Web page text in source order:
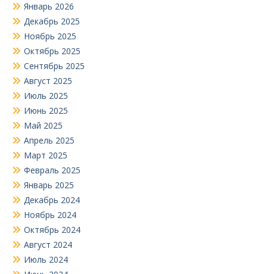
Январь 2026
Декабрь 2025
Ноябрь 2025
Октябрь 2025
Сентябрь 2025
Август 2025
Июль 2025
Июнь 2025
Май 2025
Апрель 2025
Март 2025
Февраль 2025
Январь 2025
Декабрь 2024
Ноябрь 2024
Октябрь 2024
Август 2024
Июль 2024